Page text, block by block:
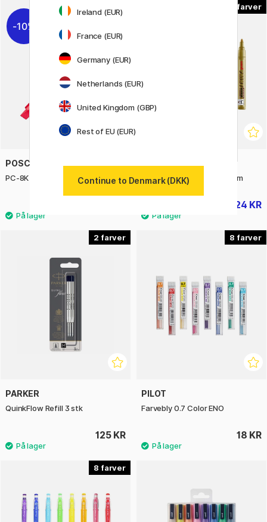
10%
POSCA
PC-8K Broad Paint Marker PX-20 Medium
24 KR
2
PARKER
QuinkFlow Refill 3 stk
125 KR
8
PILOT
Farvebly 0.7 Color ENO
18 KR
8
Ireland (EUR)
France (EUR)
Germany (EUR)
Netherlands (EUR)
United Kingdom (GBP)
Rest of EU (EUR)
Continue to Denmark (DKK)